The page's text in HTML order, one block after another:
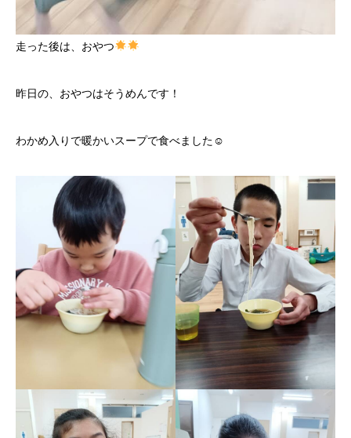
走った後は、おやつ
昨日の、おやつはそうめんです！
わかめ入りで暖かいスープで食べました☺